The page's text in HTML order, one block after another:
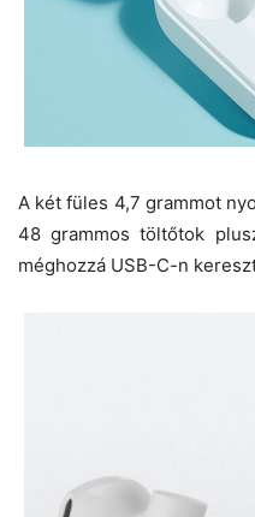
A két füles 4,7 grammot
48 grammos töltőtok
méghozzá USB-C-n